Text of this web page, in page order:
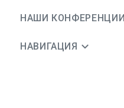
НАШИ КОНФЕРЕНЦИИ
НАВИГАЦИЯ